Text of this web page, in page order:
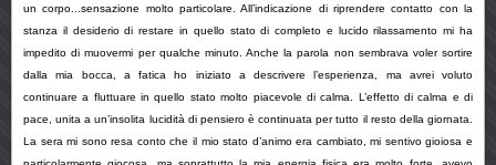
un corpo...sensazione molto particolare. All’indicazione di riprendere contatto con la
stanza il desiderio di restare in quello stato di completo e lucido rilassamento mi ha
impedito di muovermi per qualche minuto. Anche la parola non sembrava voler sortire
dalla mia bocca, a fatica ho iniziato a descrivere l’esperienza, ma avrei voluto
continuare a fluttuare in quello stato molto piacevole di calma. L’effetto di calma e di
pace, unita a un’insolita lucidità di pensiero è continuata per tutto il resto della giornata.
La sera mi sono resa conto che il mio stato d’animo era cambiato, mi sentivo gioiosa e